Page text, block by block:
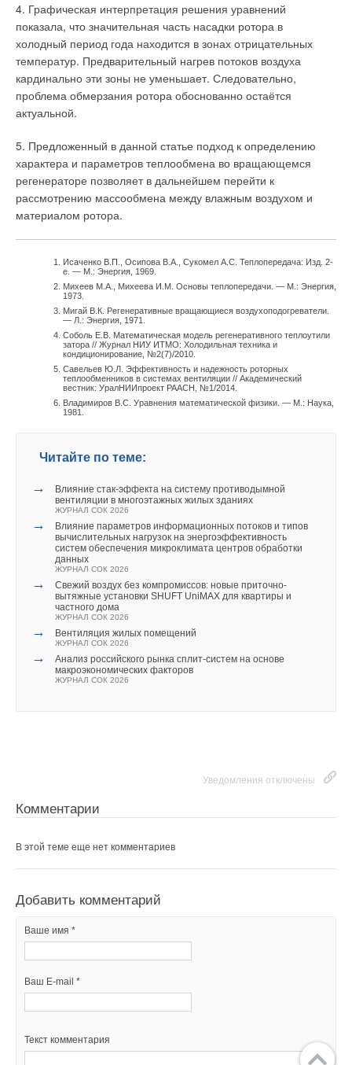
4. Графическая интерпретация решения уравнений
показала, что значительная часть насадки ротора в
холодный период года находится в зонах отрицательных
температур. Предварительный нагрев потоков воздуха
кардинально эти зоны не уменьшает. Следовательно,
проблема обмерзания ротора обоснованно остаётся
актуальной.
5. Предложенный в данной статье подход к определению
характера и параметров теплообмена во вращающемся
регенераторе позволяет в дальнейшем перейти к
рассмотрению массообмена между влажным воздухом и
материалом ротора.
Исаченко В.П., Осипова В.А., Сукомел А.С. Теплопередача: Изд. 2-
е. — М.: Энергия, 1969.
Михеев М.А., Михеева И.М. Основы теплопередачи. — М.: Энергия,
1973.
Мигай В.К. Регенеративные вращающиеся воздухоподогреватели.
— Л.: Энергия, 1971.
Соболь Е.В. Математическая модель регенеративного теплоутили
затора // Журнал НИУ ИТМО: Холодильная техника и
кондиционирование, №2(7)/2010.
Савельев Ю.Л. Эффективность и надежность роторных
теплообменников в системах вентиляции // Академический
вестник: УралНИИпроект РААСН, №1/2014.
Владимиров В.С. Уравнения математической физики. — М.: Наука,
1981.
Читайте по теме:
→
Влияние стак‑эффекта на систему противодымной
вентиляции в многоэтажных жилых зданиях
ЖУРНАЛ СОК 2026
→
Влияние параметров информационных потоков и типов
вычислительных нагрузок на энергоэффективность
систем обеспечения микроклимата центров обработки
данных
ЖУРНАЛ СОК 2026
→
Свежий воздух без компромиссов: новые приточно-
вытяжные установки SHUFT UniMAX для квартиры и
частного дома
ЖУРНАЛ СОК 2026
→ Вентиляция жилых помещений
ЖУРНАЛ СОК 2026
→
Анализ российского рынка сплит-систем на основе
макроэкономических факторов
ЖУРНАЛ СОК 2026
Уведомления отключены
Комментарии
В этой теме еще нет комментариев
Добавить комментарий
Ваше имя *
Ваш E-mail *
Текст комментария